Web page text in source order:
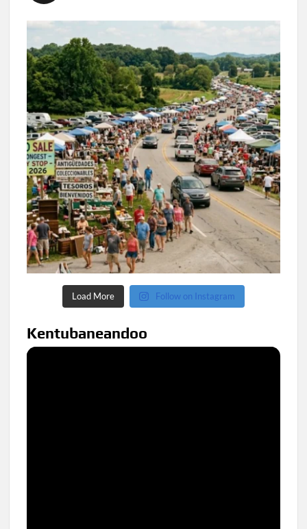
Load More Follow on Instagram
Kentubaneandoo